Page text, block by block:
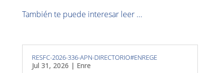
También te puede interesar leer ...
RESFC-2026-336-APN-DIRECTORIO#ENREGE
Jul 31, 2026 | Enre